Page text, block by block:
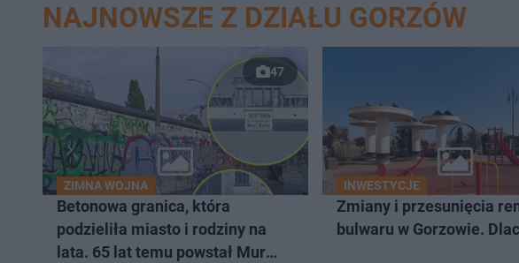
NAJNOWSZE Z DZIAŁU GORZÓW
47
ZIMNA WOJNA
Betonowa granica, która
podzieliła miasto i rodziny na
lata. 65 lat temu powstał Mur
INWESTYCJE
Zmiany i przesunięcia
bulwaru w Gorzowie.